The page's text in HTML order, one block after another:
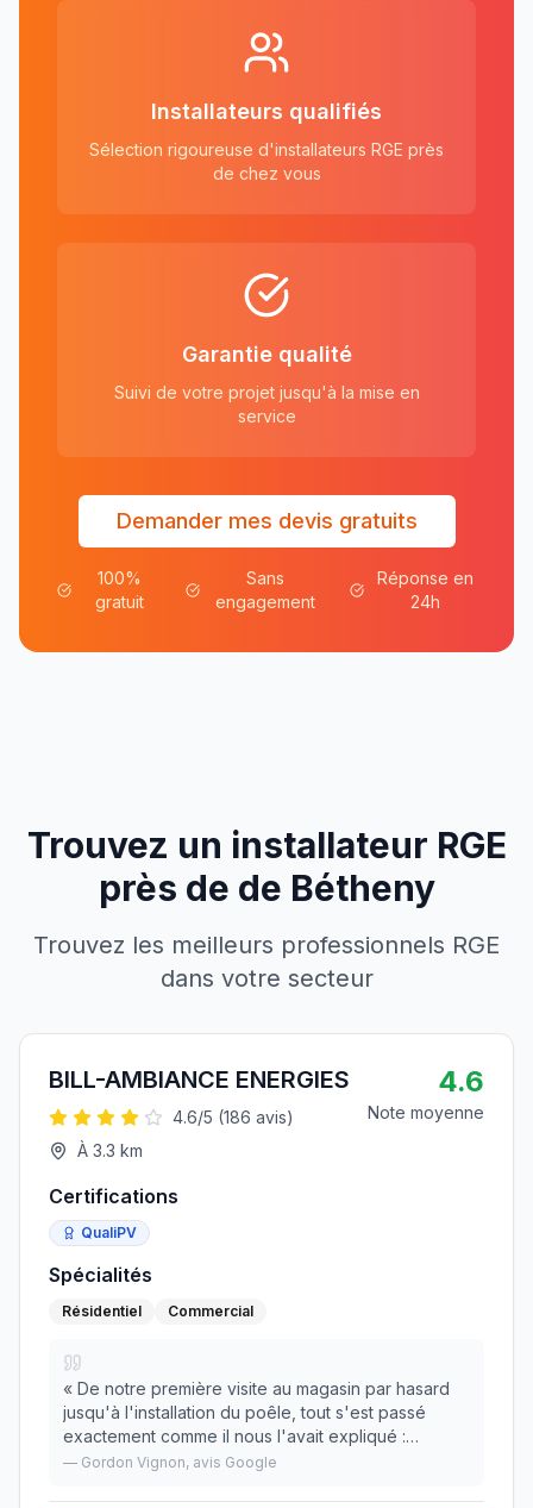
Installateurs qualifiés
Sélection rigoureuse d'installateurs RGE près
de chez vous
Garantie qualité
Suivi de votre projet jusqu'à la mise en
service
Demander mes devis gratuits
100%
gratuit
Sans
engagement
Réponse en
24h
Trouvez un installateur RGE
près de de Bétheny
Trouvez les meilleurs professionnels RGE
dans votre secteur
BILL-AMBIANCE ENERGIES
4.6/5 (186 avis)
À 3.3 km
4.6
Note moyenne
Certifications
QualiPV
Spécialités
Résidentiel Commercial
« De notre première visite au magasin par hasard
jusqu'à l'installation du poêle, tout s'est passé
exactement comme il nous l'avait expliqué :
respect des délais et installation soignée. Je
— Gordon Vignon, avis Google